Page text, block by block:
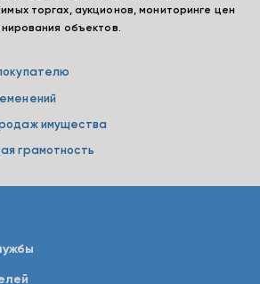
торгах, аукционов, мониторинге цен
объектов.
имущества
грамотность